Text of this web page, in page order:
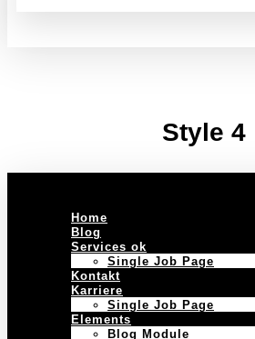
Style 4
Home
Blog
Services ok
Single Job Page
Kontakt
Karriere
Single Job Page
Elements
Blog Module